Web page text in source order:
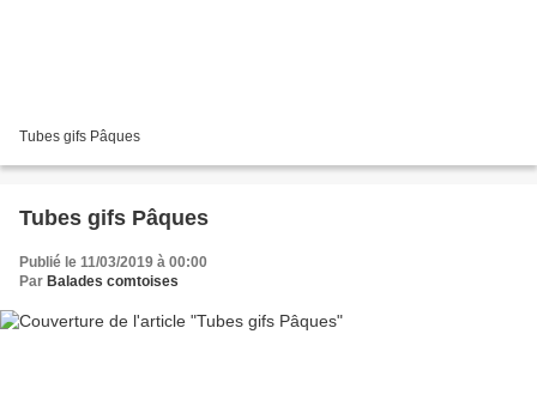
Tubes gifs Pâques
Tubes gifs Pâques
Publié le 11/03/2019 à 00:00
Par Balades comtoises